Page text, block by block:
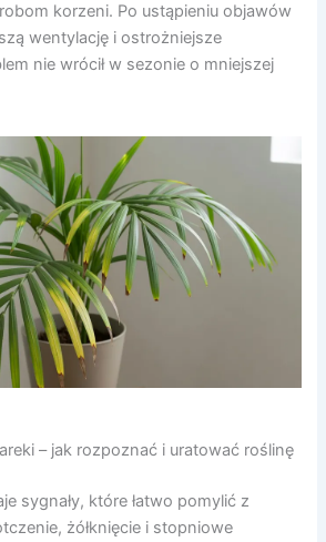
korzeni. Po ustąpieniu objawów
wentylację i ostrożniejsze
nie wrócił w sezonie o mniejszej
– jak rozpoznać i uratować roślinę
sygnały, które łatwo pomylić z
żółknięcie i stopniowe